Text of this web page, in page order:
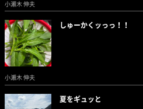
小瀬木 伸夫
しゅーかくッっっ！！
小瀬木 伸夫
夏をギュッと